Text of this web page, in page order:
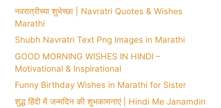
नवरात्रीच्या शुभेच्छा | Navratri Quotes & Wishes
Marathi
Shubh Navratri Text Png Images in Marathi
GOOD MORNING WISHES IN HINDI –
Motivational & Inspirational
Funny Birthday Wishes in Marathi for Sister
शुद्ध हिंदी में जन्मदिन की शुभकामनाएं | Hindi Me Janamdin